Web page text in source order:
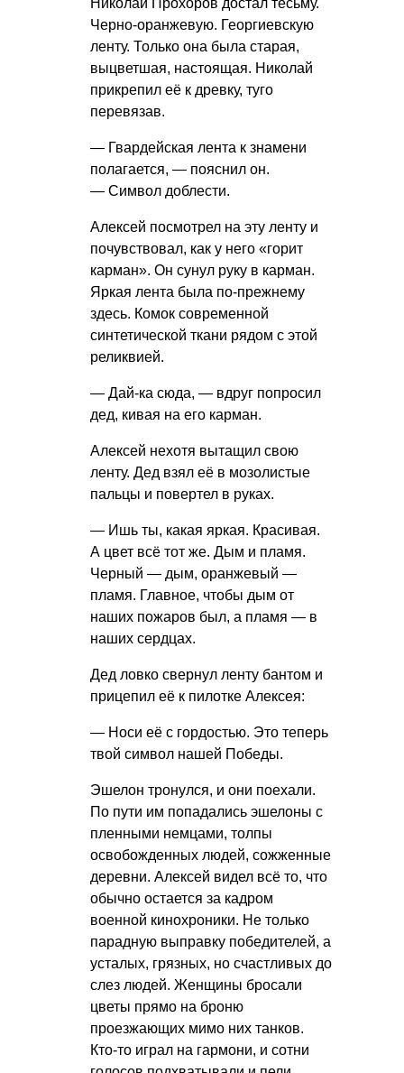
Николай Прохоров достал тесьму.
Черно-оранжевую. Георгиевскую
ленту. Только она была старая,
выцветшая, настоящая. Николай
прикрепил её к древку, туго
перевязав.
— Гвардейская лента к знамени
полагается, — пояснил он.
— Символ доблести.
Алексей посмотрел на эту ленту и
почувствовал, как у него «горит
карман». Он сунул руку в карман.
Яркая лента была по-прежнему
здесь. Комок современной
синтетической ткани рядом с этой
реликвией.
— Дай-ка сюда, — вдруг попросил
дед, кивая на его карман.
Алексей нехотя вытащил свою
ленту. Дед взял её в мозолистые
пальцы и повертел в руках.
— Ишь ты, какая яркая. Красивая.
А цвет всё тот же. Дым и пламя.
Черный — дым, оранжевый —
пламя. Главное, чтобы дым от
наших пожаров был, а пламя — в
наших сердцах.
Дед ловко свернул ленту бантом и
прицепил её к пилотке Алексея:
— Носи её с гордостью. Это теперь
твой символ нашей Победы.
Эшелон тронулся, и они поехали.
По пути им попадались эшелоны с
пленными немцами, толпы
освобожденных людей, сожженные
деревни. Алексей видел всё то, что
обычно остается за кадром
военной кинохроники. Не только
парадную выправку победителей, а
усталых, грязных, но счастливых до
слез людей. Женщины бросали
цветы прямо на броню
проезжающих мимо них танков.
Кто-то играл на гармони, и сотни